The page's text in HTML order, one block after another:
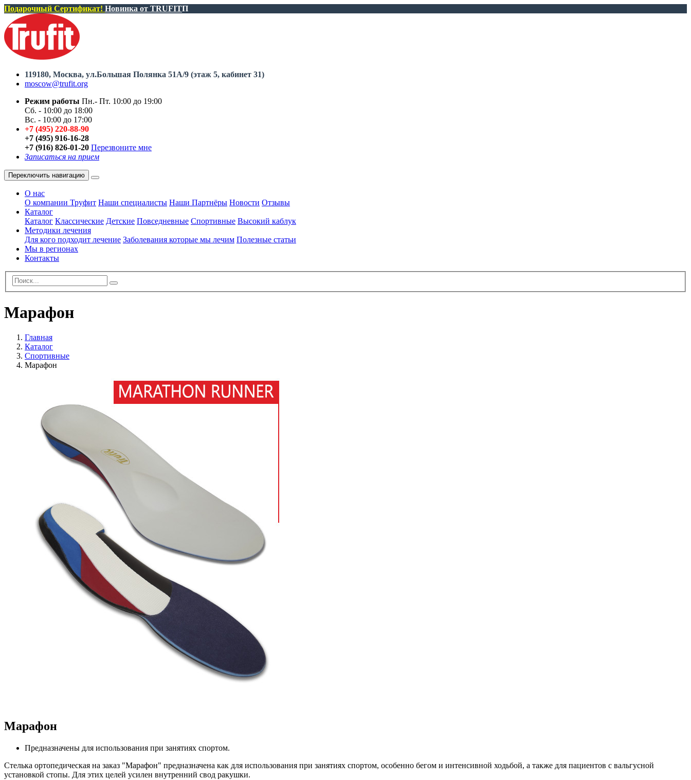
Подарочный Сертификат! Новинка от TRUFITП
119180, Москва, ул.Большая Полянка 51А/9 (этаж 5, кабинет 31)
moscow@trufit.org
Режим работы Пн.- Пт. 10:00 до 19:00
Сб. - 10:00 до 18:00
Вс. - 10:00 до 17:00
+7 (495) 220-88-90
+7 (495) 916-16-28
+7 (916) 826-01-20 Перезвоните мне
Записаться на прием
Переключить навигацию
О нас
О компании Труфит Наши специалисты Наши Партнёры Новости Отзывы
Каталог
Каталог Классические Детские Повседневные Спортивные Высокий каблук
Методики лечения
Для кого подходит лечение Заболевания которые мы лечим Полезные статьи
Мы в регионах
Контакты
Марафон
Главная
Каталог
Спортивные
Марафон
Марафон
Предназначены для использования при занятиях спортом.
Стелька ортопедическая на заказ "Марафон" предназначена как для использования при занятиях спортом, особенно бегом и интенсивной ходьбой, а также для пациентов с вальгусной
установкой стопы. Для этих целей усилен внутренний свод ракушки.